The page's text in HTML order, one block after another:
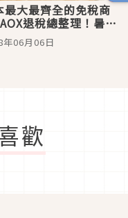
最大最齊全的免稅商
退稅總整理！暑假
本輕鬆購物去
年06月06日
歡